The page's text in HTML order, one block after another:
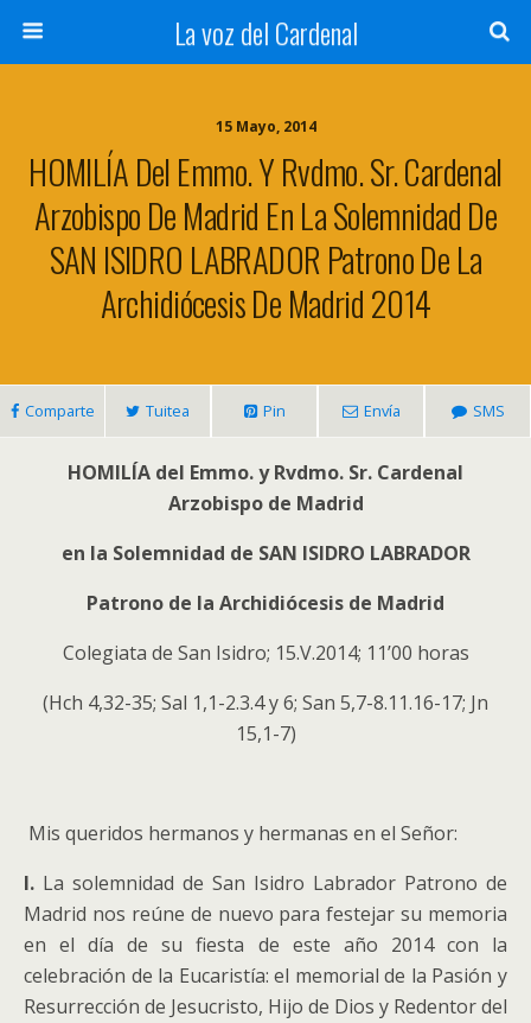
La voz del Cardenal
15 Mayo, 2014
HOMILÍA Del Emmo. Y Rvdmo. Sr. Cardenal
Arzobispo De Madrid En La Solemnidad De
SAN ISIDRO LABRADOR Patrono De La
Archidiócesis De Madrid 2014
Comparte Tuitea Pin Envía SMS
HOMILÍA del Emmo. y Rvdmo. Sr. Cardenal
Arzobispo de Madrid
en la Solemnidad de SAN ISIDRO LABRADOR
Patrono de la Archidiócesis de Madrid
Colegiata de San Isidro; 15.V.2014; 11’00 horas
(Hch 4,32-35; Sal 1,1-2.3.4 y 6; San 5,7-8.11.16-17; Jn
15,1-7)
Mis queridos hermanos y hermanas en el Señor:
I. La solemnidad de San Isidro Labrador Patrono de
Madrid nos reúne de nuevo para festejar su memoria
en el día de su fiesta de este año 2014 con la
celebración de la Eucaristía: el memorial de la Pasión y
Resurrección de Jesucristo, Hijo de Dios y Redentor del